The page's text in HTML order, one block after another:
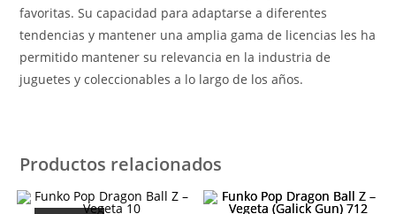
favoritas. Su capacidad para adaptarse a diferentes
tendencias y mantener una amplia gama de licencias les ha
permitido mantener su relevancia en la industria de
juguetes y coleccionables a lo largo de los años.
Productos relacionados